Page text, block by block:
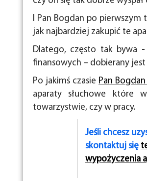
I Pan Bogdan po pierwszym
jak najbardziej zakupić te
Dlatego, często tak bywa
finansowych – dobierany
Po jakimś czasie Pan
aparaty słuchowe które
towarzystwie, czy w pracy.
Jeśli chcesz
skontaktuj się
wypożyczenia